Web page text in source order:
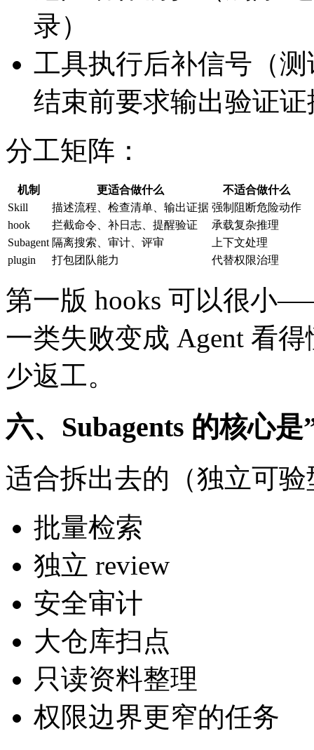
录）
工具执行后补信号（
结束前要求输出验证证
分工矩阵：
机制 更适合做什么
不适合做什么
Skill
描述流程、检查清单、输出证据 强制阻断危险动作
hook
拦截命令、补日志、提醒验证
承载复杂推理
Subagent 隔离搜索、审计、评审
上下文处理
plugin
打包团队能力 代替权限治理
第一版 hooks 可以很小
一类失败变成 Agent 看
少返工。
六、Subagents 的核心
适合拆出去的（独立可验
批量检索
独立 review
安全审计
大仓库扫点
只读资料整理
权限边界更窄的任务